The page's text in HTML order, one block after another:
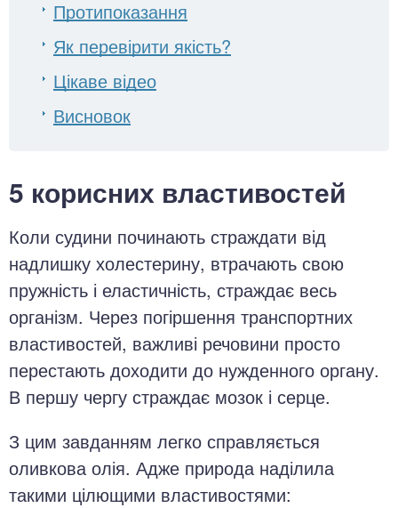
Протипоказання
Як перевірити якість?
Цікаве відео
Висновок
5 корисних властивостей
Коли судини починають страждати від
надлишку холестерину, втрачають свою
пружність і еластичність, страждає весь
організм. Через погіршення транспортних
властивостей, важливі речовини просто
перестають доходити до нужденного органу.
В першу чергу страждає мозок і серце.
З цим завданням легко справляється
оливкова олія. Адже природа наділила
такими цілющими властивостями: